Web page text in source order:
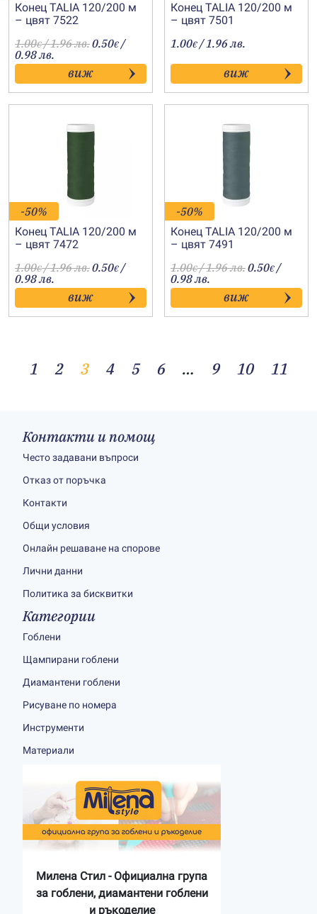
Конец TALIA 120/200 м
– цвят 7522
1.00€/ 1.96 лв.0.50€ /
0.98 лв.
виж
Конец TALIA 120/200 м
– цвят 7501
1.00€ / 1.96 лв.
виж
-50%
Конец TALIA 120/200 м
– цвят 7472
1.00€/ 1.96 лв.0.50€ /
0.98 лв.
виж
-50%
Конец TALIA 120/200 м
– цвят 7491
1.00€/ 1.96 лв.0.50€ /
0.98 лв.
виж
1 2 3 4 5 6 … 9 10 11
Контакти и помощ
Често задавани въпроси
Отказ от поръчка
Контакти
Общи условия
Онлайн решаване на спорове
Лични данни
Политика за бисквитки
Категории
Гоблени
Щампирани гоблени
Диамантени гоблени
Рисуване по номера
Инструменти
Материали
Милена Стил - Официална група
за гоблени, диамантени гоблени
и ръкоделие